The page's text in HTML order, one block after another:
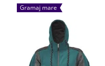
Gramaj mare